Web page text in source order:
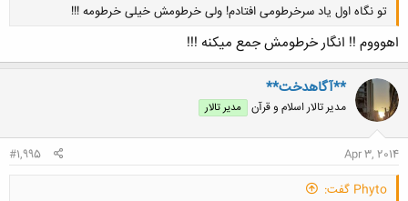
تو نگاه اول یاد سرخرطومی افتادم! ولی خرطومش خیلی خرطومه !!!
اهوووم !! انگار خرطومش جمع میکنه !!!
**آگاهدخت**
مدیر تالار اسلام و قرآن مدیر تالار
Apr 3, 2014
#1,995
Phyto گفت: